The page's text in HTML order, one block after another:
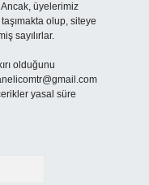
üyelerimiz
olup, siteye
sayılırlar.
olduğunu
yasal süre